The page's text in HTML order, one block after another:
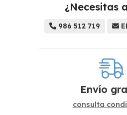
¿Necesitas
986 512 719
Envío
consulta